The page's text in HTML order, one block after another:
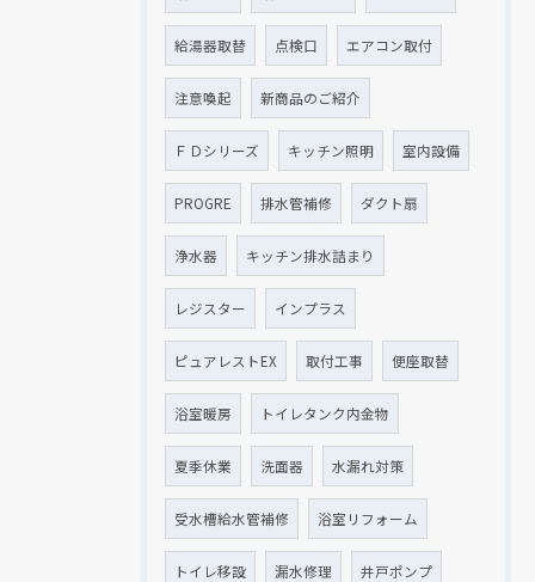
給湯器取替 点検口 エアコン取付
注意喚起 新商品のご紹介
ＦＤシリーズ キッチン照明 室内設備
PROGRE 排水管補修 ダクト扇
浄水器 キッチン排水詰まり
レジスター インプラス
ピュアレストEX 取付工事 便座取替
浴室暖房 トイレタンク内金物
夏季休業 洗面器 水漏れ対策
受水槽給水管補修 浴室リフォーム
トイレ移設 漏水修理 井戸ポンプ